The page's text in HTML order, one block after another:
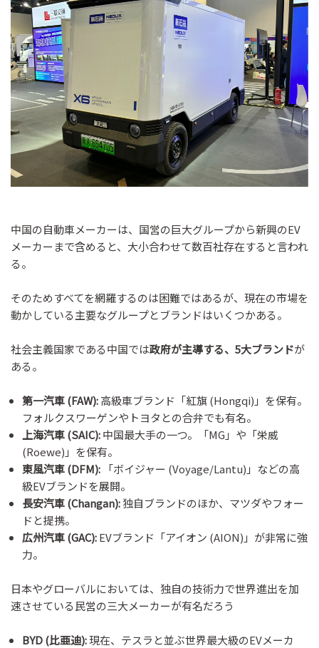
中国の自動車メーカーは、国営の巨大グループから新興のEV
メーカーまで含めると、大小合わせて数百社存在すると言われ
る。
そのためすべてを網羅するのは困難ではあるが、現在の市場を
動かしている主要なグループとブランドはいくつかある。
社会主義国家である中国では政府が主導する、5大ブランドが
ある。
第一汽車 (FAW):高級車ブランド「紅旗 (Hongqi)」を保有。
フォルクスワーゲンやトヨタとの合弁でも有名。
上海汽車 (SAIC):中国最大手の一つ。「MG」や「栄威
(Roewe)」を保有。
東風汽車 (DFM): 「ボイジャー (Voyage/Lantu)」などの高
級EVブランドを展開。
長安汽車 (Changan):独自ブランドのほか、マツダやフォー
ドと提携。
広州汽車 (GAC):EVブランド「アイオン (AION)」が非常に強
力。
日本やグローバルにおいては、独自の技術力で世界進出を加
速させている民営の三大メーカーが有名だろう
BYD (比亜迪):現在、テスラと並ぶ世界最大級のEVメーカ